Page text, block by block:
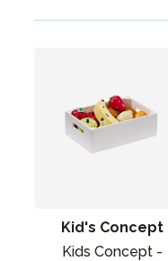
Kid's Concept
Kids Concept -